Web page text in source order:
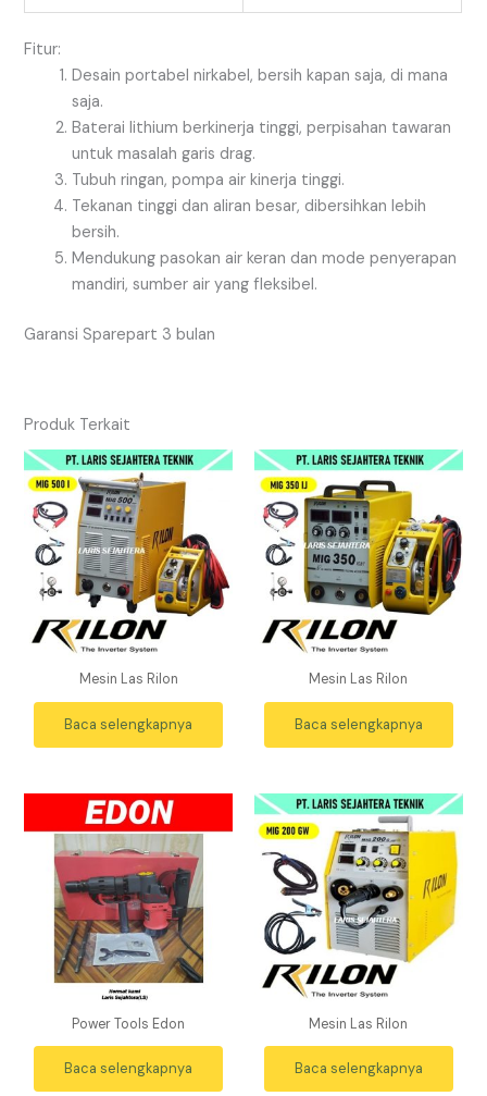
Fitur:
Desain portabel nirkabel, bersih kapan saja, di mana
saja.
Baterai lithium berkinerja tinggi, perpisahan tawaran
untuk masalah garis drag.
Tubuh ringan, pompa air kinerja tinggi.
Tekanan tinggi dan aliran besar, dibersihkan lebih
bersih.
Mendukung pasokan air keran dan mode penyerapan
mandiri, sumber air yang fleksibel.
Garansi Sparepart 3 bulan
Produk Terkait
Mesin Las Rilon
Baca selengkapnya
Mesin Las Rilon
Baca selengkapnya
Power Tools Edon
Baca selengkapnya
Mesin Las Rilon
Baca selengkapnya